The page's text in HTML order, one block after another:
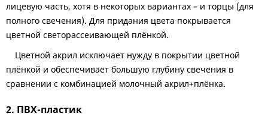
лицевую часть, хотя в некоторых вариантах – и торцы (для
полного свечения). Для придания цвета покрывается
цветной светорассеивающей плёнкой.
Цветной акрил исключает нужду в покрытии цветной
плёнкой и обеспечивает большую глубину свечения в
сравнении с комбинацией молочный акрил+плёнка.
2. ПВХ-пластик